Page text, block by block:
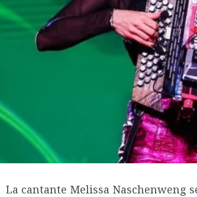
La cantante Melissa Naschenweng